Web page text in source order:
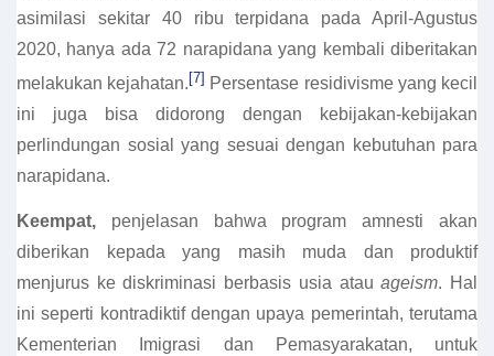
asimilasi sekitar 40 ribu terpidana pada April-Agustus
2020, hanya ada 72 narapidana yang kembali diberitakan
melakukan kejahatan. [7] Persentase residivisme yang kecil
ini juga bisa didorong dengan kebijakan-kebijakan
perlindungan sosial yang sesuai dengan kebutuhan para
narapidana.
Keempat, penjelasan bahwa program amnesti akan
diberikan kepada yang masih muda dan produktif
menjurus ke diskriminasi berbasis usia atauageism. Hal
ini seperti kontradiktif dengan upaya pemerintah, terutama
Kementerian Imigrasi dan Pemasyarakatan, untuk